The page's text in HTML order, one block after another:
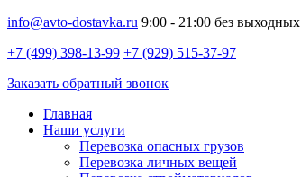
info@avto-dostavka.ru 9:00 - 21:00 без выходных
+7 (499) 398-13-99 +7 (929) 515-37-97
Заказать обратный звонок
Главная
Наши услуги
Перевозка опасных грузов
Перевозка личных вещей